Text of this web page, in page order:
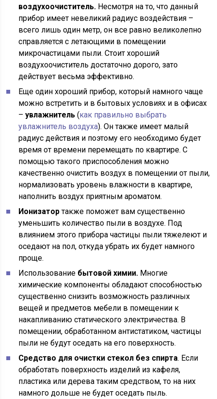
воздухоочиститель. Несмотря на то, что данный
прибор имеет невеликий радиус воздействия –
всего лишь один метр, он все равно великолепно
справляется с летающими в помещении
микрочастицами пыли. Стоит хороший
воздухоочиститель достаточно дорого, зато
действует весьма эффективно.
Еще один хороший прибор, который намного чаще
можно встретить и в бытовых условиях и в офисах
–увлажнитель(как правильно выбрать
увлажнитель воздуха). Он также имеет малый
радиус действия и поэтому его необходимо будет
время от времени перемещать по квартире. С
помощью такого приспособления можно
качественно очистить воздух в помещении от пыли,
нормализовать уровень влажности в квартире,
наполнить воздух приятным ароматом.
Ионизатортакже поможет вам существенно
уменьшить количество пыли в воздухе. Под
влиянием этого прибора частицы пыли тяжелеют и
оседают на пол, откуда убрать их будет намного
проще.
Использование бытовой химии. Многие
химические компоненты обладают способностью
существенно снизить возможность различных
вещей и предметов мебели в помещении к
накапливанию статического электричества. В
помещении, обработанном антистатиком, частицы
пыли не будут оседать на его поверхность.
Средство для очистки стекол без спирта. Если
обработать поверхность изделий из кафеля,
пластика или дерева таким средством, то на них
намного дольше не будет оседать пыль.